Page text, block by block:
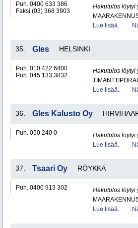
Puh. 0400 633 386
Faksi (03) 368 3903
Hakutulos löytyi
Lue lisää..
35. Gles HELSINKI
Puh. 010 422 6400
Puh. 045 133 3832
Hakutulos löytyi
Lue lisää..
36. Gles Kalusto Oy
Puh. 050 240 0
Hakutulos löytyi
Lue lisää..
37. Tsaari Oy RÖYKKÄ
Puh. 0400 913 302
Hakutulos löytyi
Lue lisää..